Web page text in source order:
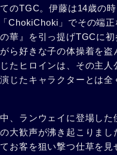
のTGC。伊藤は14歳の
ChokiChoki」でその端
華』を引っ提げTGCに
ら好きな子の体操着を
たヒロインは、その主
じたキャラクターとは
、ランウェイに登場し
大歓声が沸き起こりま
お客を狙い撃つ仕草を